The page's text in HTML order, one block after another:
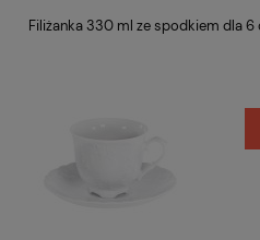
Filiżanka 330 ml ze spodkiem dla